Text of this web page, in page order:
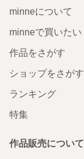
minneについて
minneで買いたい
作品をさがす
ショップをさがす
ランキング
特集
作品販売について